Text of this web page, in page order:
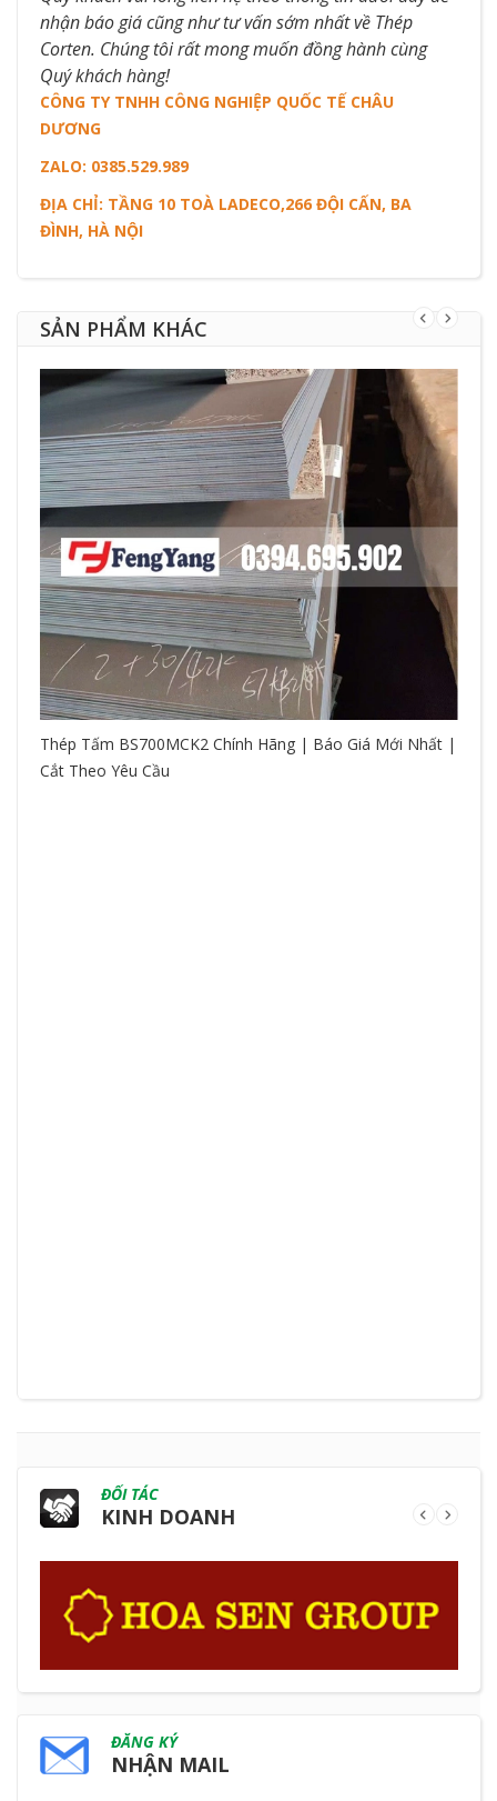
nhận báo giá cũng như tư vấn sớm nhất về Thép
Corten. Chúng tôi rất mong muốn đồng hành cùng
Quý khách hàng!
CÔNG TY TNHH CÔNG NGHIỆP QUỐC TẾ CHÂU
DƯƠNG​
ZALO: 0385.529.989​
ĐỊA CHỈ: TẦNG 10 TOÀ LADECO,266 ĐỘI CẤN, BA
ĐÌNH, HÀ NỘI
SẢN PHẨM KHÁC
Thép Tấm BS700MCK2 Chính Hãng | Báo Giá Mới Nhất |
Cắt Theo Yêu Cầu
ĐỐI TÁC
KINH DOANH
ĐĂNG KÝ
NHẬN MAIL